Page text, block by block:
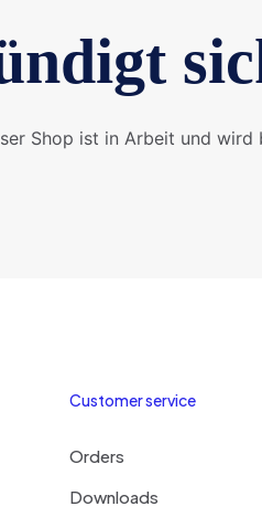
Shop ist in Arbeit und
Customer service
Orders
Downloads